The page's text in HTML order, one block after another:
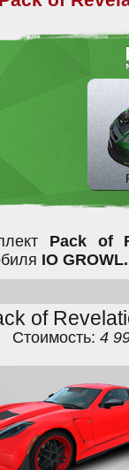
Pack of
IO GROWL.
of
Стоимость:4